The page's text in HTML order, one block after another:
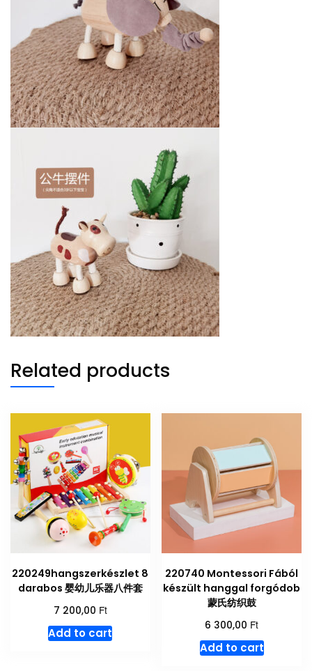
Related products
220249hangszerkészlet 8
darabos 婴幼儿乐器八件套
7 200,00 Ft
Add to cart
220740 Montessori Fából
készült hanggal forgódob
蒙氏纺织鼓
6 300,00 Ft
Add to cart